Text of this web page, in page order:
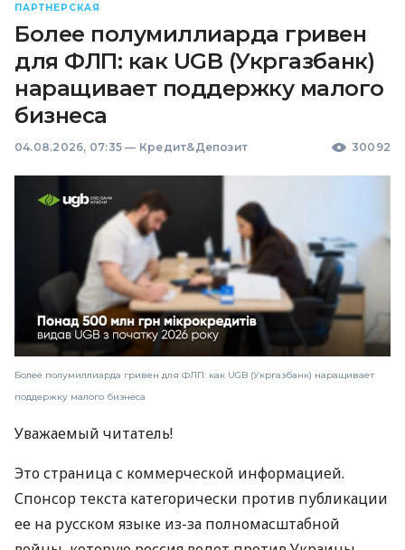
ПАРТНЕРСКАЯ
Более полумиллиарда гривен
для ФЛП: как UGB (Укргазбанк)
наращивает поддержку малого
бизнеса
04.08.2026, 07:35 — Кредит&Депозит 30092
Более полумиллиарда гривен для ФЛП: как UGB (Укргазбанк) наращивает
поддержку малого бизнеса
Уважаемый читатель!
Это страница с коммерческой информацией.
Спонсор текста категорически против публикации
ее на русском языке из-за полномасштабной